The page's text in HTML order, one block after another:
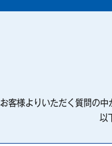
お客様よりいただく質問の中
以